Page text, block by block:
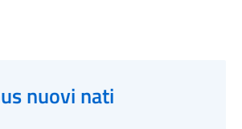
nuovi nati